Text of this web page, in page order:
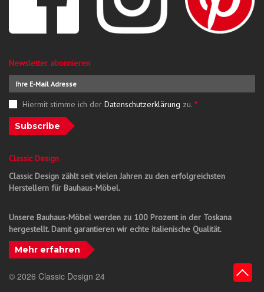
Newsletter abonnieren
Hiermit stimme ich der Datenschutzerklärung zu. *
Subscribe
Classic Design
Classic Design zählt seit vielen Jahren zu den erfolgreichsten
Herstellern für Bauhaus-Möbel.
Unsere Bauhaus-Möbel werden zu 100 Prozent in der Toskana
hergestellt. Damit garantieren wir echte italienische Qualität.
Mehr erfahren
© 2026 Classic Design 24